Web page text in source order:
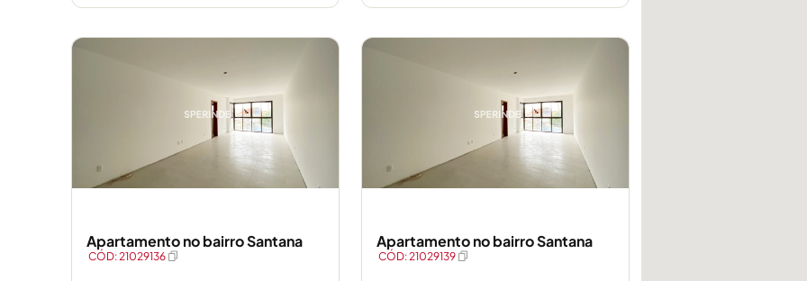
Apartamento no bairro Santana
CÓD: 21029136
Apartamento no bairro Santana
CÓD: 21029139